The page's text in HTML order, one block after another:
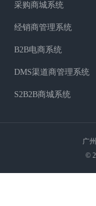
采购商城系统
经销商管理系统
B2B电商系统
DMS渠道商管理系统
S2B2B商城系统
广
©